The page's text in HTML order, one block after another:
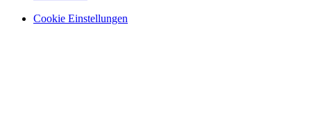
Cookie Einstellungen